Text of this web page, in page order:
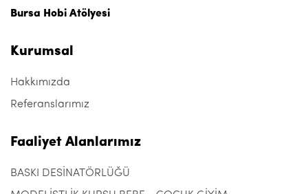
Bursa Hobi Atölyesi
Kurumsal
Hakkımızda
Referanslarımız
Faaliyet Alanlarımız
BASKI DESİNATÖRLÜĞÜ